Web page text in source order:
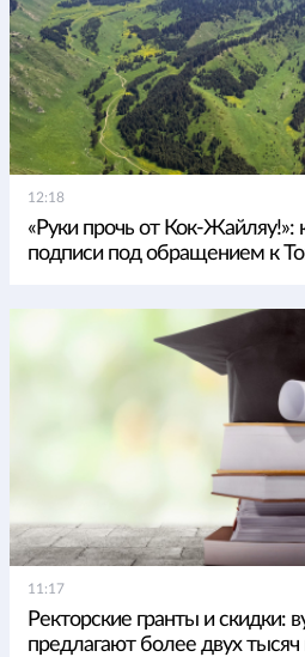
12:18
«Руки прочь от Кок-Жайляу!»:
подписи под обращением к
11:17
Ректорские гранты и скидки:
предлагают более двух